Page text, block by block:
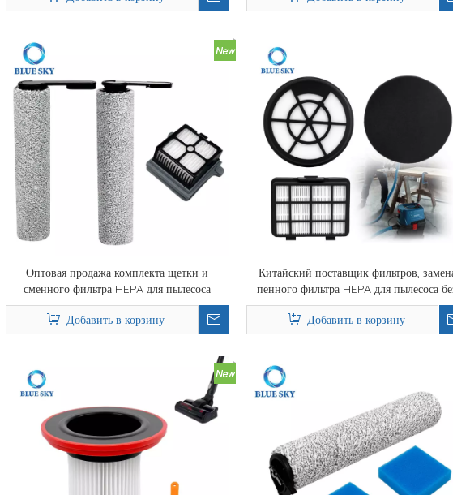
Оптовая продажа комплекта щетки и
сменного фильтра HEPA для пылесоса
Tineco Floor One S7 Pro для влажной и
сухой уборки
Добавить в корзину
Китайский поставщик фильтров,
пенного фильтра HEPA для пылесоса
мешка Bosch BBZ152EF Series 2
BGS05
Добавить в корзину